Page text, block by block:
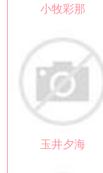
小牧彩那
玉井夕海